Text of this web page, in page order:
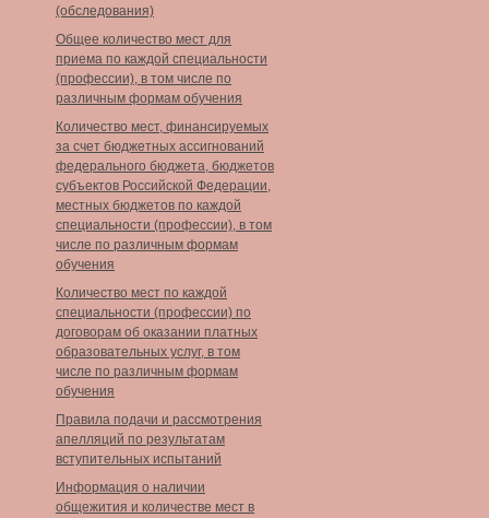
(обследования)
Общее количество мест для
приема по каждой специальности
(профессии), в том числе по
различным формам обучения
Количество мест, финансируемых
за счет бюджетных ассигнований
федерального бюджета, бюджетов
субъектов Российской Федерации,
местных бюджетов по каждой
специальности (профессии), в том
числе по различным формам
обучения
Количество мест по каждой
специальности (профессии) по
договорам об оказании платных
образовательных услуг, в том
числе по различным формам
обучения
Правила подачи и рассмотрения
апелляций по результатам
вступительных испытаний
Информация о наличии
общежития и количестве мест в